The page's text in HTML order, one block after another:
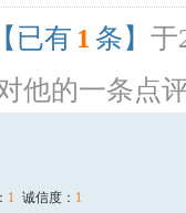
【已有 1 条】 于
他的一条点
1 诚信度： 1